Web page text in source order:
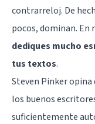
contrarreloj. De
pocos, dominan. En
dediques mucho
tus textos.
Steven Pinker opina
los buenos
suficientemente